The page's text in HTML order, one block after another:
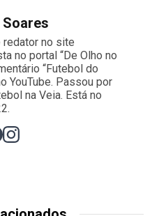
redator no site
no portal “De Olho no
“Futebol do
YouTube. Passou por
na Veia. Está no